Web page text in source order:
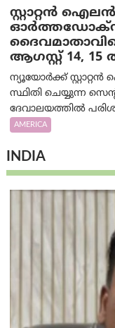
സ്റ്റാറ്റൻ
ഓർത്തഡോക്സ്
ആഗസ്റ്റ് 14,
ന്യൂയോർക്ക്
സ്ഥിതി ചെയ്യുന്ന
ദേവാലയത്തിൽ
AMERICA
INDIA